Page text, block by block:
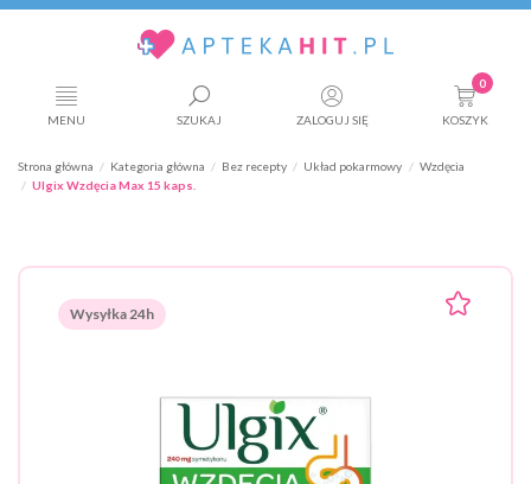
MENU SZUKAJ ZALOGUJ SIĘ
0
KOSZYK
Strona główna Kategoria główna Bez recepty Układ pokarmowy
Wzdęcia
Ulgix Wzdęcia Max 15 kaps.
Wysyłka 24h